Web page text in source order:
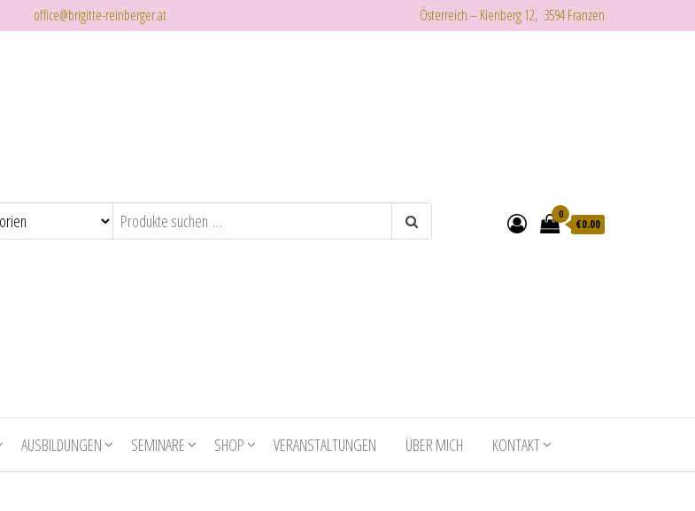
office@brigitte-reinberger.at Österreich – Kienberg 12, 3594 Franzen
0
€0.00
AUSBILDUNGEN SEMINARE SHOP VERANSTALTUNGEN ÜBER MICH KONTAKT